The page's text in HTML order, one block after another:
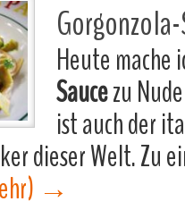
Heute
Saucezu
ist auch der
dieser Welt. Zu
→